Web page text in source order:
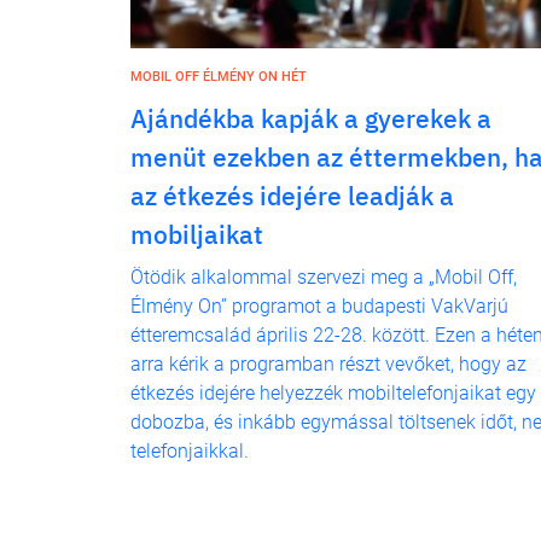
MOBIL OFF ÉLMÉNY ON HÉT
Ajándékba kapják a gyerekek a
menüt ezekben az éttermekben, ha
az étkezés idejére leadják a
mobiljaikat
Ötödik alkalommal szervezi meg a „Mobil Off,
Élmény On” programot a budapesti VakVarjú
étteremcsalád április 22-28. között. Ezen a héten
arra kérik a programban részt vevőket, hogy az
étkezés idejére helyezzék mobiltelefonjaikat egy
dobozba, és inkább egymással töltsenek időt,
telefonjaikkal.